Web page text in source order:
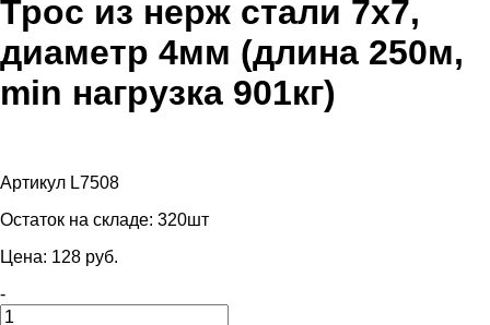
Трос из нерж стали 7х7,
диаметр 4мм (длина 250м,
min нагрузка 901кг)
Артикул L7508
Остаток на складе: 320шт
Цена: 128 pуб.
-